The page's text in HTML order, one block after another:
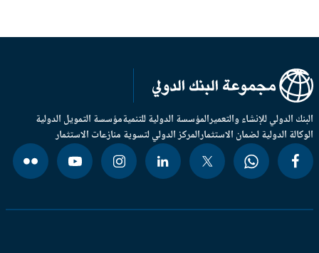
الدولي للإنشاء والتعميرالمؤسسة الدولية للتنميةمؤسسة التمويل الدولية
الدولية لضمان الاستثمارالمركز الدولي لتسوية منازعات الاستثمار